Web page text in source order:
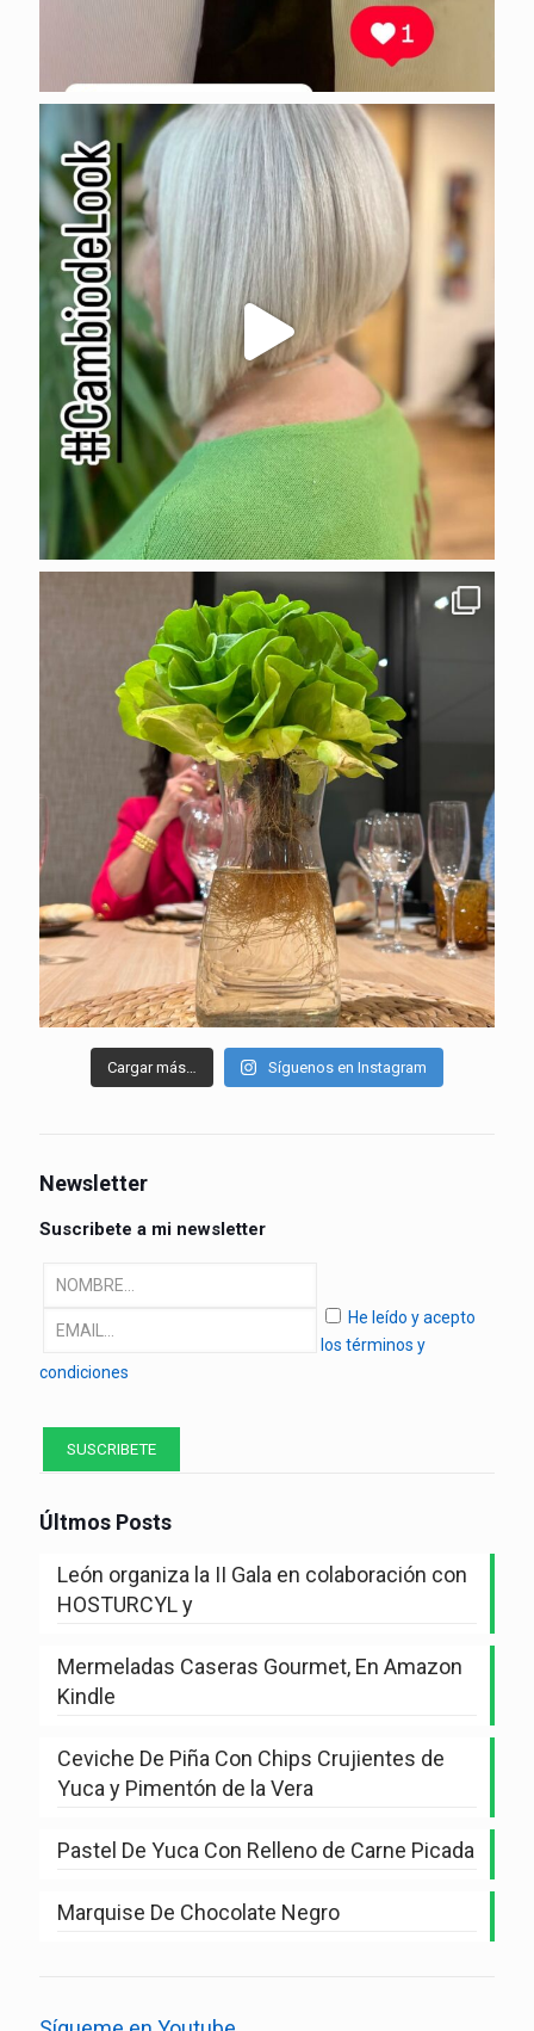
Cargar más… Síguenos en Instagram
Newsletter
Suscribete a mi newsletter
He leído y acepto
los términos y
condiciones
Últmos Posts
León organiza la II Gala en colaboración con
HOSTURCYL y
Mermeladas Caseras Gourmet, En Amazon
Kindle
Ceviche De Piña Con Chips Crujientes de
Yuca y Pimentón de la Vera
Pastel De Yuca Con Relleno de Carne Picada
Marquise De Chocolate Negro